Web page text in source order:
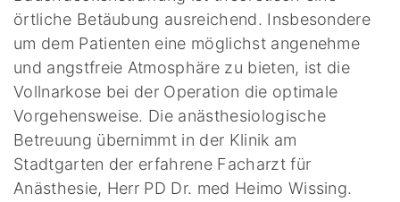
örtliche Betäubung ausreichend. Insbesondere
um dem Patienten eine möglichst angenehme
und angstfreie Atmosphäre zu bieten, ist die
Vollnarkose bei der Operation die optimale
Vorgehensweise. Die anästhesiologische
Betreuung übernimmt in der Klinik am
Stadtgarten der erfahrene Facharzt für
Anästhesie, Herr PD Dr. med Heimo Wissing.